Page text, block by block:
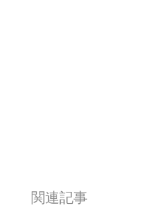
関連記事